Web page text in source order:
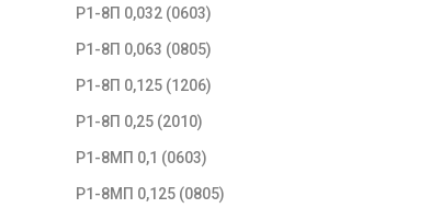
Р1-8П 0,032 (0603)
Р1-8П 0,063 (0805)
Р1-8П 0,125 (1206)
Р1-8П 0,25 (2010)
Р1-8МП 0,1 (0603)
Р1-8МП 0,125 (0805)